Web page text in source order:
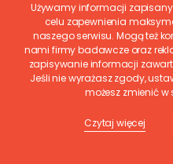
Używamy informacji
celu zapewnienia
naszego serwisu. Mogą też
nami firmy badawcze oraz
zapisywanie informacji
Jeśli nie wyrażasz zgody,
możesz zmienić
Czytaj więcej